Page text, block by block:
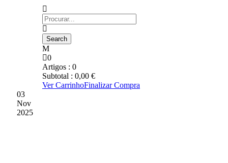
0
Artigos : 0
Subtotal : 0,00 €
Ver CarrinhoFinalizar Compra
03
Nov
2025